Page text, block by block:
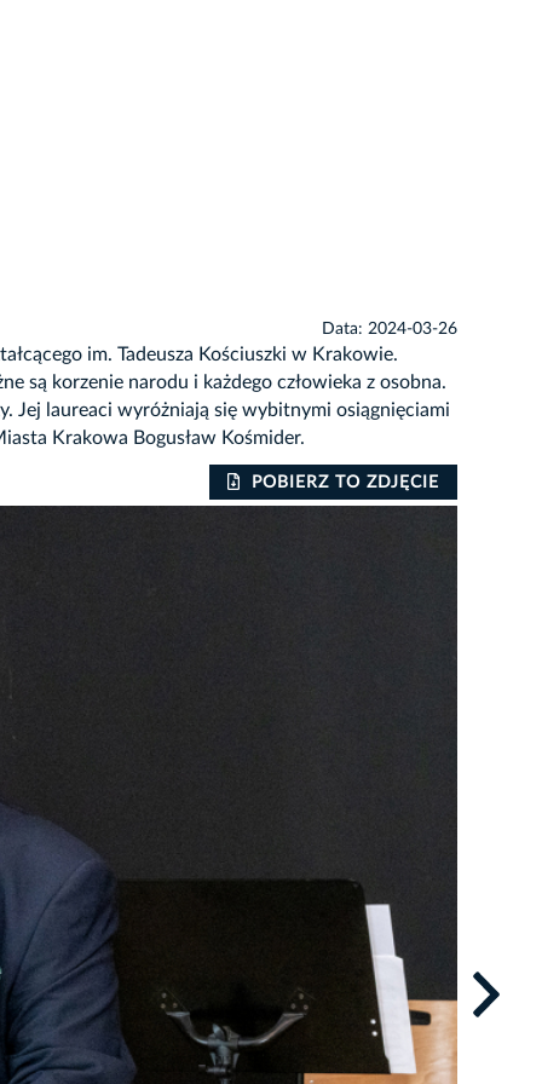
Data: 2024-03-26
im. Tadeusza Kościuszki w Krakowie.
są korzenie narodu i każdego człowieka z osobna.
Jej laureaci wyróżniają się wybitnymi osiągnięciami
Krakowa Bogusław Kośmider.
POBIERZ TO ZDJĘCIE